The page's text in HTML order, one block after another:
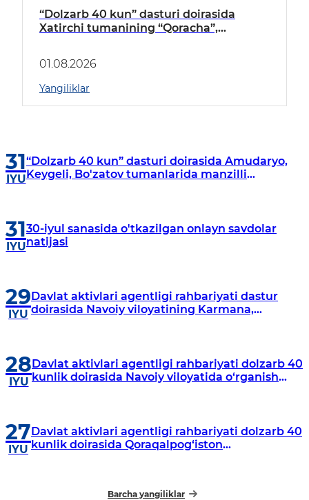
“Dolzarb 40 kun” dasturi doirasida
Xatirchi tumanining “Qoracha”,
borildi
01.08.2026
Yangiliklar
31
IYU
“Dolzarb 40 kun” dasturi doirasida Amudaryo,
Keygeli, Bo'zatov tumanlarida manzilli
31
IYU
30-iyul sanasida o'tkazilgan onlayn savdolar
natijasi
29
IYU
Davlat aktivlari agentligi rahbariyati dastur
doirasida Navoiy viloyatining Karmana,
28
IYU
Davlat aktivlari agentligi rahbariyati dolzarb 40
kunlik doirasida Navoiy viloyatida o‘rganish
27
IYU
Davlat aktivlari agentligi rahbariyati dolzarb 40
kunlik doirasida Qoraqalpog‘iston
Barcha yangiliklar